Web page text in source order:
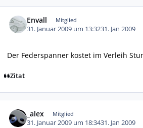
Envall Mitglied
31. Januar 2009 um 13:3231. Jan 2009
Der Federspanner kostet im Verleih
Zitat
_alex Mitglied
31. Januar 2009 um 18:3431. Jan 2009